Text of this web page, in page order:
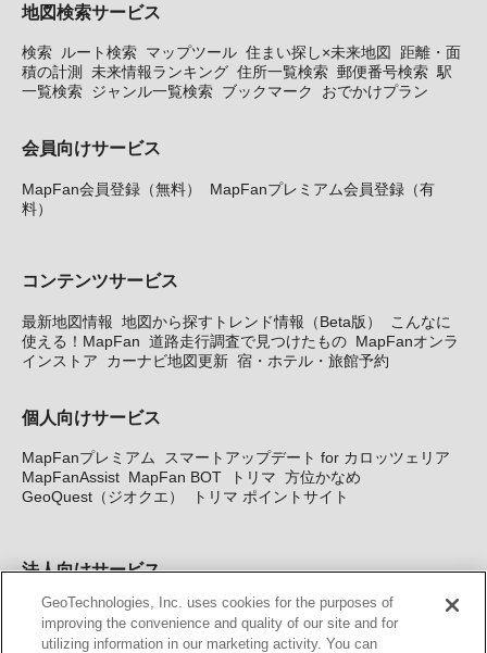
地図検索サービス
検索 ルート検索 マップツール 住まい探し×未来地図
距離・面
積の計測
未来情報ランキング 住所一覧検索 郵便番号検索 駅
一覧検索 ジャンル一覧検索 ブックマーク おでかけプラン
会員向けサービス
MapFan会員登録（無料）
MapFanプレミアム会員登録（有
料）
コンテンツサービス
最新地図情報 地図から探すトレンド情報（Beta版）
こんなに
使える！MapFan 道路走行調査で見つけたもの MapFanオンラ
インストア
カーナビ地図更新 宿・ホテル・旅館予約
個人向けサービス
MapFanプレミアム
スマートアップデート for カロッツェリア
MapFanAssist MapFan BOT トリマ 方位かなめ
GeoQuest（ジオクエ）
トリマ ポイントサイト
法人向けサービス
法人向け地図・位置情報サービス WEBサイト・システム向け地
図API Windows PC向け地図開発キット MapFan DB 住所確認
サービス
MAP WORLD+ トリマ広告 Geo-Research
GeoTechnologies, Inc. uses cookies for the purposes of
improving the convenience and quality of our site and for
utilizing information in our marketing activity. You can